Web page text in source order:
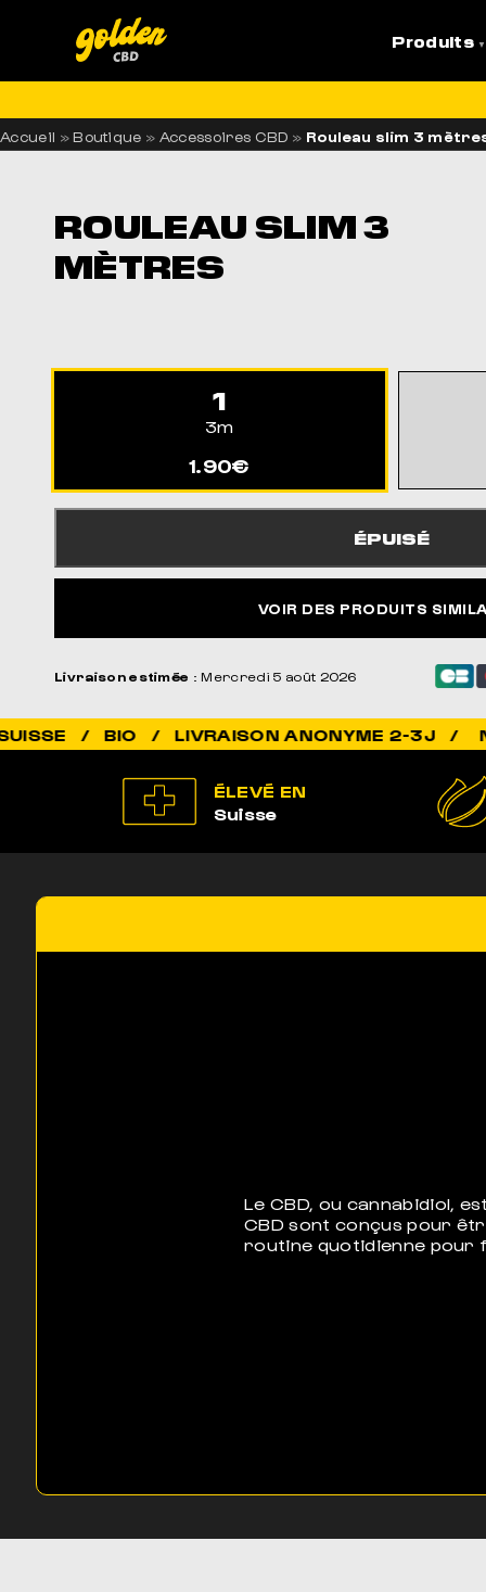
Produits
Accueil »Boutique » Accessoires CBD » Rouleau slim 3
ROULEAU SLIM 3
MÈTRES
1
3m
1.90€
ÉPUISÉ
VOIR DES PRODUITS
Livraison estimée : Mercredi 5 août 2026
NON
ÉLEVÉ EN
Suisse
Le CBD, ou cannabidiol,
CBD sont conçus pour
routine quotidienne pour